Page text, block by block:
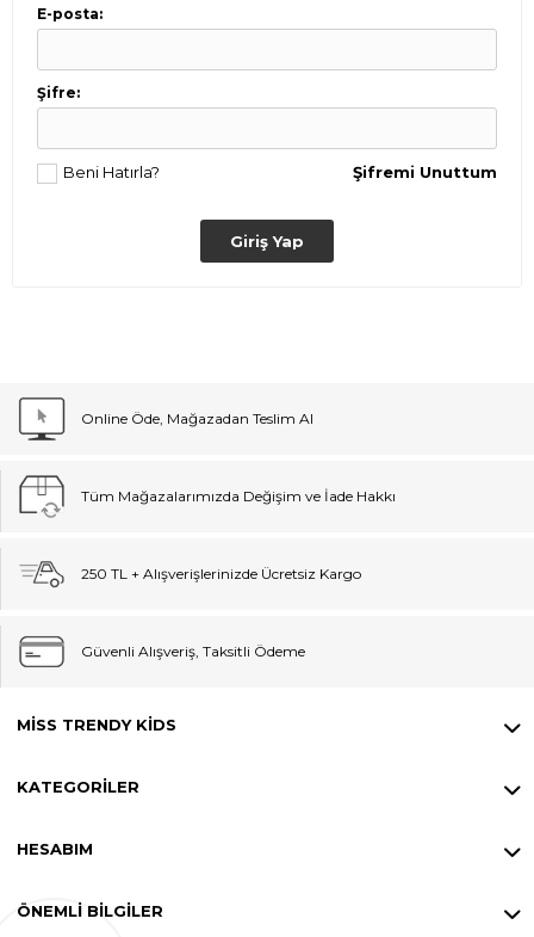
E-posta:
Şifre:
Şifremi Unuttum
Beni Hatırla?
Online Öde, Mağazadan Teslim Al
Tüm Mağazalarımızda Değişim ve İade Hakkı
250 TL + Alışverişlerinizde Ücretsiz Kargo
Güvenli Alışveriş, Taksitli Ödeme
MISS TRENDY KIDS
KATEGORILER
HESABIM
ÖNEMLI BILGILER